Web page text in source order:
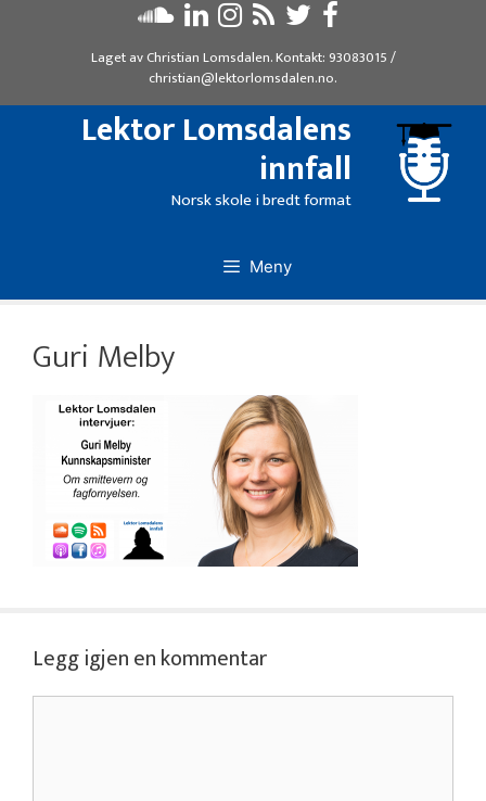
Laget avChristian Lomsdalen. Kontakt: 93083015/
christian@lektorlomsdalen.no.
Lektor Lomsdalens
innfall
Norsk skole i bredt format
Meny
Guri Melby
Legg igjen en kommentar